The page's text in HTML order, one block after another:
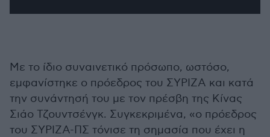
Με το ίδιο συναινετικό πρόσωπο, ωστόσο,
εμφανίστηκε ο πρόεδρος του ΣΥΡΙΖΑ και κατά
την συνάντησή του με τον πρέσβη της Κίνας
Σιάο Τζουντσένγκ. Συγκεκριμένα, «ο πρόεδρος
του ΣΥΡΙΖΑ-ΠΣ τόνισε τη σημασία που έχει η